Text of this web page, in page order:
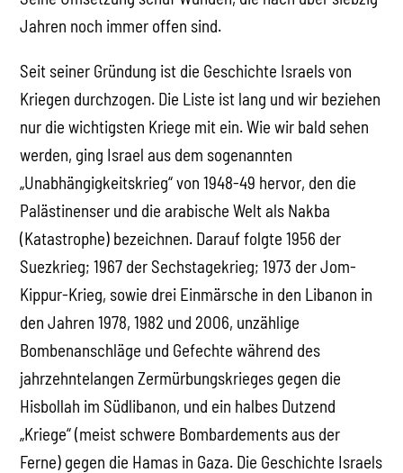
Jahren noch immer offen sind.
Seit seiner Gründung ist die Geschichte Israels von
Kriegen durchzogen. Die Liste ist lang und wir beziehen
nur die wichtigsten Kriege mit ein. Wie wir bald sehen
werden, ging Israel aus dem sogenannten
„Unabhängigkeitskrieg“ von 1948-49 hervor, den die
Palästinenser und die arabische Welt als Nakba
(Katastrophe) bezeichnen. Darauf folgte 1956 der
Suezkrieg; 1967 der Sechstagekrieg; 1973 der Jom-
Kippur-Krieg, sowie drei Einmärsche in den Libanon in
den Jahren 1978, 1982 und 2006, unzählige
Bombenanschläge und Gefechte während des
jahrzehntelangen Zermürbungskrieges gegen die
Hisbollah im Südlibanon, und ein halbes Dutzend
„Kriege“ (meist schwere Bombardements aus der
Ferne) gegen die Hamas in Gaza. Die Geschichte Israels